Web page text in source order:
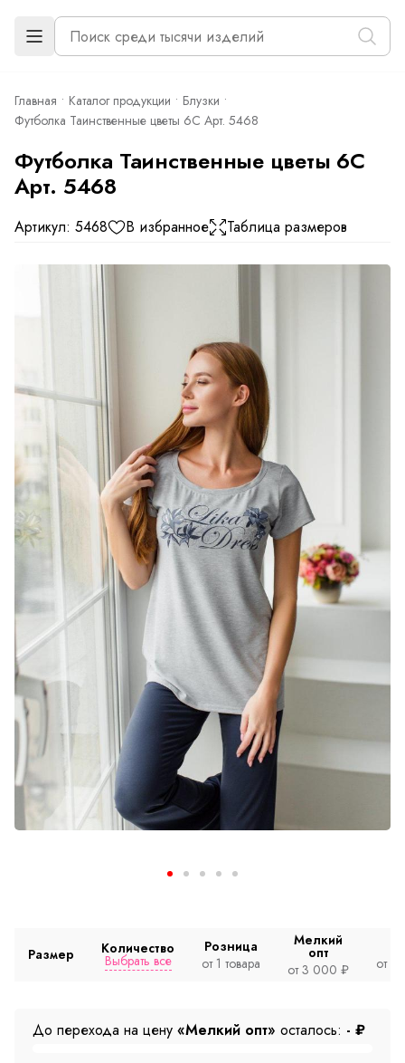
Главная Каталог продукции
Блузки
Футболка Таинственные цветы 6С Арт. 5468
Футболка Таинственные цветы 6С
Арт. 5468
Артикул: 5468 В избранное Таблица размеров
Размер Количество
Выбрать все
Розница
от 1 товара
Мелкий
опт
от 3 000 ₽
от
До перехода на цену «Мелкий опт» осталось: - ₽